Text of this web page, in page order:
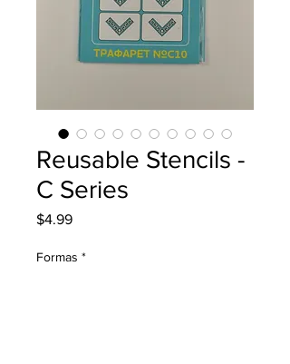
Reusable Stencils -
C Series
$4.99Precio
Formas *